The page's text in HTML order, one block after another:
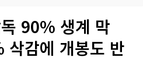
90% 생계 막
감에 개봉도 반